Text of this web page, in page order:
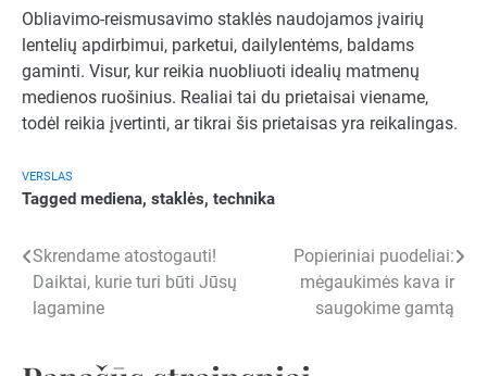
Obliavimo-reismusavimo staklės naudojamos įvairių
lentelių apdirbimui, parketui, dailylentėms, baldams
gaminti. Visur, kur reikia nuobliuoti idealių matmenų
medienos ruošinius. Realiai tai du prietaisai viename,
todėl reikia įvertinti, ar tikrai šis prietaisas yra reikalingas.
VERSLAS
Tagged mediena, staklės, technika
Navigacija
tarp
Skrendame atostogauti!
Daiktai, kurie turi būti Jūsų
lagamine
Popieriniai puodeliai:
mėgaukimės kava ir
saugokime gamtą